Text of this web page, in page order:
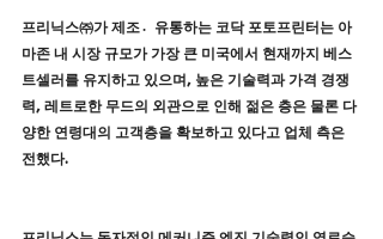
프리닉스㈜가 제조유〮통하는 코닥 포토프린터는 아
마존 내 시장 규모가 가장 큰 미국에서 현재까지 베스
트셀러를 유지하고 있으며, 높은 기술력과 가격 경쟁
력, 레트로한 무드의 외관으로 인해 젊은 층은 물론 다
양한 연령대의 고객층을 확보하고 있다고 업체 측은
전했다.